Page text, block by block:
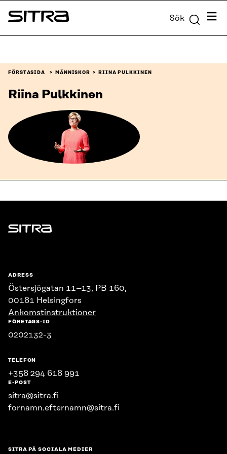
Skip to
content
Sitra Sök Meny
FÖRSTASIDA MÄNNISKOR RIINA PULKKINEN
Riina Pulkkinen
Sitra
ADRESS
Östersjögatan 11–13, PB 160,
00181 Helsingfors
Ankomstinstruktioner
FÖRETAGS-ID
0202132-3
TELEFON
+358 294 618 991
E-POST
sitra@sitra.fi
fornamn.efternamn@sitra.fi
SITRA PÅ SOCIALA MEDIER